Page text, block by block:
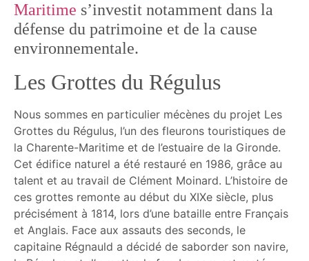
Maritime s’investit notamment dans la
défense du patrimoine et de la cause
environnementale.
Les Grottes du Régulus
Nous sommes en particulier mécènes du projet Les
Grottes du Régulus, l’un des fleurons touristiques de
la Charente-Maritime et de l’estuaire de la Gironde.
Cet édifice naturel a été restauré en 1986, grâce au
talent et au travail de Clément Moinard. L’histoire de
ces grottes remonte au début du XIXe siècle, plus
précisément à 1814, lors d’une bataille entre Français
et Anglais. Face aux assauts des seconds, le
capitaine Régnauld a décidé de saborder son navire,